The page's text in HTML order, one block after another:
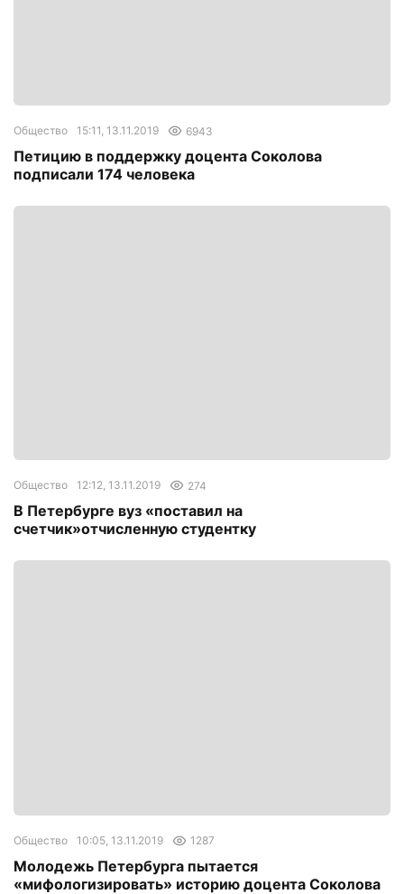
Общество 15:11, 13.11.2019 6943
Петицию в поддержку доцента Соколова
подписали 174 человека
Общество 12:12, 13.11.2019 274
В Петербурге вуз «поставил на
счетчик»отчисленную студентку
Общество 10:05, 13.11.2019 1287
Молодежь Петербурга пытается
«мифологизировать» историю доцента Соколова